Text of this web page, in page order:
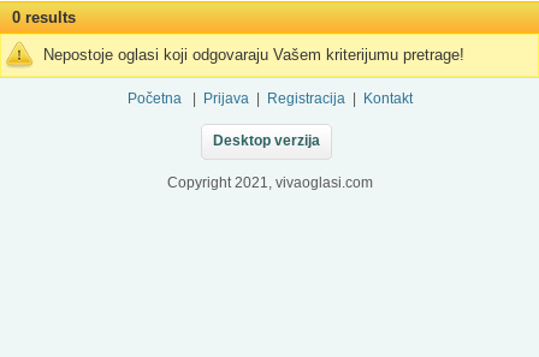
0 results
Nepostoje oglasi koji odgovaraju Vašem kriterijumu pretrage!
Početna Prijava Registracija Kontakt
Desktop verzija
Copyright 2021, vivaoglasi.com